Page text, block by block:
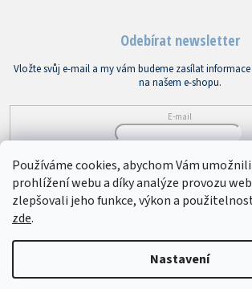
Používáme cookies, abychom Vám
prohlížení webu a díky analýze provozu
zlepšovali jeho funkce, výkon a
zde.
Nastavení
Odebírat newsletter
Vložte svůj e-mail a my vám budeme zasílat
na našem e-shopu.
E-mail
PŘIHLÁSIT SE
Bytový textil VEBA . Všechna práva
nastavení cookies